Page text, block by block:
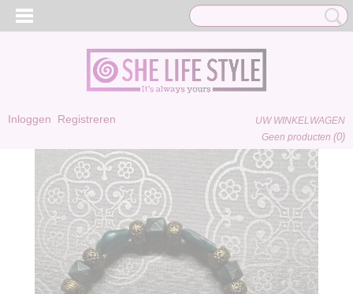
Inloggen Registreren
UW WINKELWAGEN
Geen producten (0)